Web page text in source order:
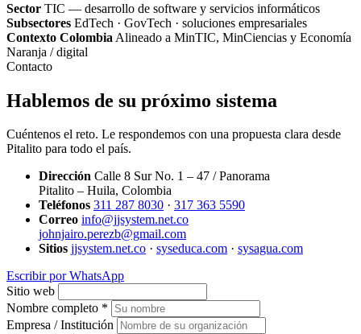
Sector TIC — desarrollo de software y servicios informáticos
Subsectores EdTech · GovTech · soluciones empresariales
Contexto Colombia Alineado a MinTIC, MinCiencias y Economía
Naranja / digital
Contacto
Hablemos de su próximo sistema
Cuéntenos el reto. Le respondemos con una propuesta clara desde
Pitalito para todo el país.
Dirección Calle 8 Sur No. 1 – 47 / Panorama
Pitalito – Huila, Colombia
Teléfonos 311 287 8030 · 317 363 5590
Correo info@jjsystem.net.co
johnjairo.perezb@gmail.com
Sitios jjsystem.net.co · syseduca.com · sysagua.com
Escribir por WhatsApp
Sitio web
Nombre completo *
Empresa / Institución